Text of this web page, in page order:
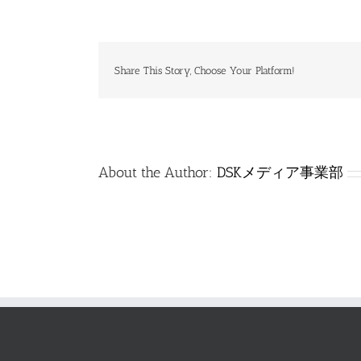
_
Share This Story, Choose Your Platform!
About the Author: DSKメディア事業部